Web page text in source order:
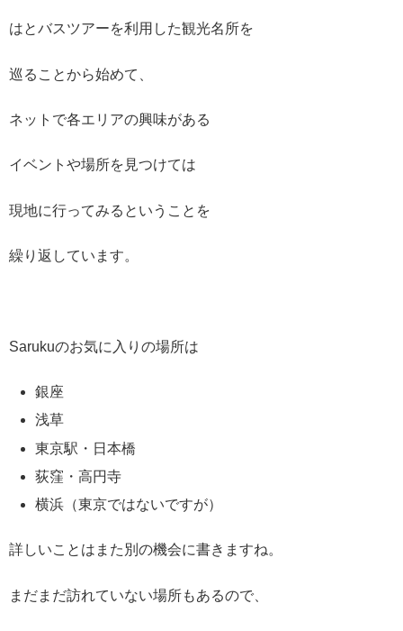
はとバスツアーを利用した観光名所を
巡ることから始めて、
ネットで各エリアの興味がある
イベントや場所を見つけては
現地に行ってみるということを
繰り返しています。
Sarukuのお気に入りの場所は
銀座
浅草
東京駅・日本橋
荻窪・高円寺
横浜（東京ではないですが）
詳しいことはまた別の機会に書きますね。
まだまだ訪れていない場所もあるので、